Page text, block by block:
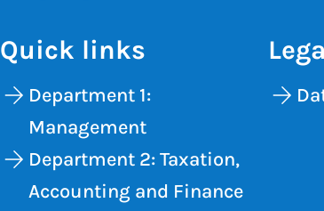
Quick links
Department 1:
Management
Department 2: Taxation,
Accounting and Finance